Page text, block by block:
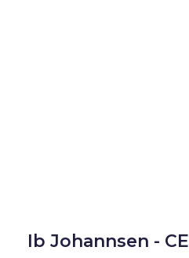
Ib Johannsen -